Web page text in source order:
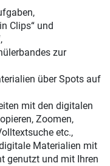
Clips“ und
zur
über Spots auf
mit den digitalen
Zoomen,
etc.,
Materialien mit
genutzt und mit Ihren